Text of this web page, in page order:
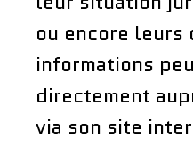
ou encore leurs
informations
directement
via son site